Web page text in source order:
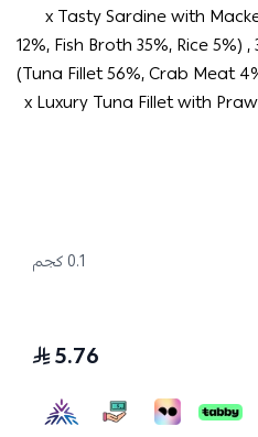
3 x Tasty Sardine with
12%, Fish Broth 35%, Rice
(Tuna Fillet 56%, Crab Meat
x Luxury Tuna Fillet with
0.1 كجم
5.76